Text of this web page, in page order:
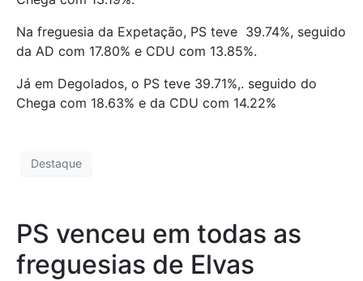
Na freguesia da Expetação, PS teve 39.74%, seguido
da AD com 17.80% e CDU com 13.85%.
Já em Degolados, o PS teve 39.71%,. seguido do
Chega com 18.63% e da CDU com 14.22%
Destaque
PS venceu em todas as
freguesias de Elvas